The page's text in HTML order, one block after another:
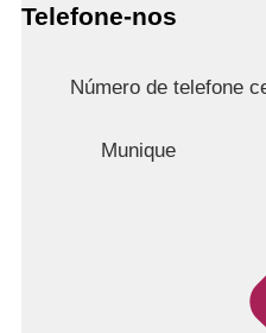
Telefone-nos
Número de telefone
Munique